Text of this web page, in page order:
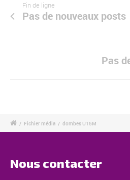
Fin de ligne
Pas de nouveaux posts
Pas
/ Fichier média / dombes U15M
Nous contacter